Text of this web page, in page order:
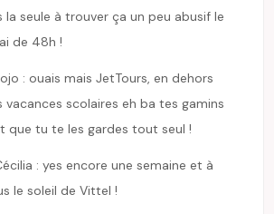
la seule à trouver ça un peu abusif le
de 48h !
: ouais mais JetTours, en dehors
vacances scolaires eh ba tes gamins
que tu te les gardes tout seul !
: yes encore une semaine et à
le soleil de Vittel !